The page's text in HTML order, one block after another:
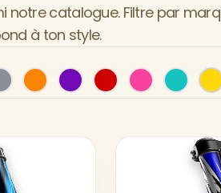
notre catalogue. Filtre par
à ton style.